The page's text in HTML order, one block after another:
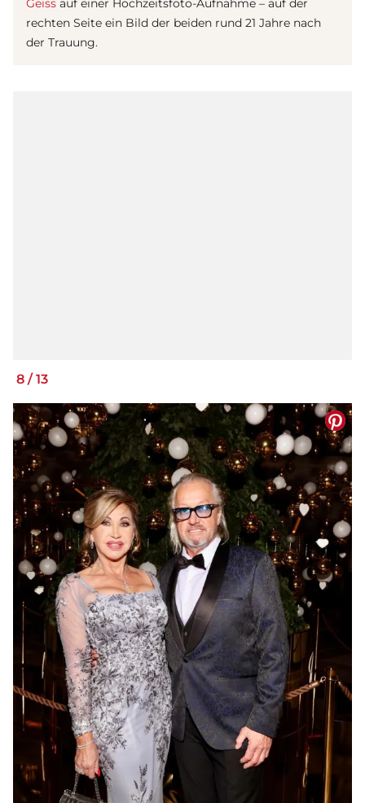
Geiss auf einer Hochzeitsfoto-Aufnahme – auf der
rechten Seite ein Bild der beiden rund 21 Jahre nach
der Trauung.
8 /13